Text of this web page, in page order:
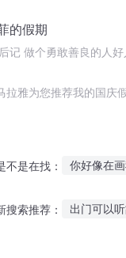
的假期
后记 做个勇敢善良的人好
拉雅为您推荐我的国庆
不是在找： 你好像在
搜索推荐： 出门可以